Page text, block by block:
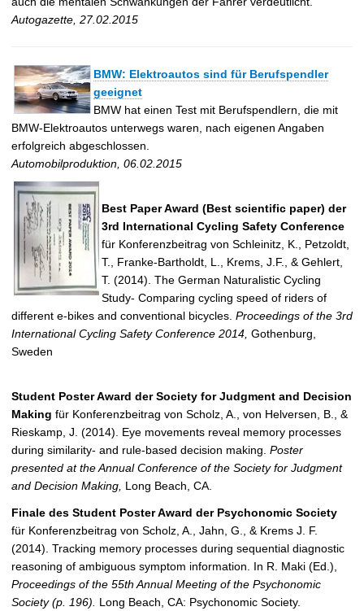
Autogazette, 27.02.2015
BMW: Elektroautos sind für Berufspendler
geeignet
BMW hat einen Test mit Berufspendlern, die mit
BMW-Elektroautos unterwegs waren, nach eigenen Angaben
erfolgreich abgeschlossen.
Automobilproduktion, 06.02.2015
Best Paper Award (Best scientific paper) der
3rd International Cycling Safety Conference
für Konferenzbeitrag von Schleinitz, K., Petzoldt,
T., Franke-Bartholdt, L., Krems, J.F., & Gehlert,
T. (2014). The German Naturalistic Cycling
Study- Comparing cycling speed of riders of
different e-bikes and conventional bicycles. Proceedings of the 3rd
International Cycling Safety Conference 2014, Gothenburg,
Sweden
Student Poster Award der Society for Judgment and Decision
Making für Konferenzbeitrag von Scholz, A., von Helversen, B., &
Rieskamp, J. (2014). Eye movements reveal memory processes
during similarity- and rule-based decision making. Poster
presented at the Annual Conference of the Society for Judgment
and Decision Making, Long Beach, CA.
Finale des Student Poster Award der Psychonomic Society
für Konferenzbeitrag von Scholz, A., Jahn, G., & Krems J. F.
(2014). Tracking memory processes during sequential diagnostic
reasoning of ambiguous symptom information. In R. Maki (Ed.),
Proceedings of the 55th Annual Meeting of the Psychonomic
Society (p. 196). Long Beach, CA: Psychonomic Society.